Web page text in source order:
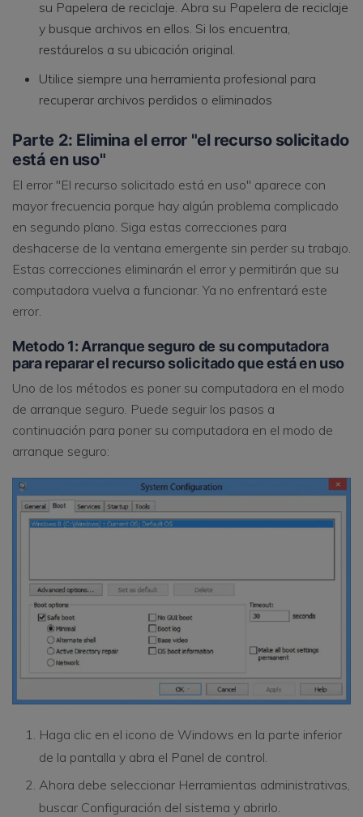
su Papelera de reciclaje. Abra su Papelera de reciclaje
y busque archivos en ellos. Si los encuentra,
restáurelos a su ubicación original.
Utilice siempre una herramienta profesional para
recuperar archivos perdidos o eliminados
Parte 2: Elimina el error "el recurso solicitado
está en uso"
El error "El recurso solicitado está en uso" aparece con
mayor frecuencia porque hay algún problema complicado
en segundo plano. Siga estas correcciones para
deshacerse de la ventana emergente sin perder su trabajo.
Estas correcciones eliminarán el error y permitirán que su
computadora vuelva a funcionar. Ya no enfrentará este
error.
Metodo 1: Arranque seguro de su computadora
para reparar el recurso solicitado que está en uso
Uno de los métodos es poner su computadora en el modo
de arranque seguro. Puede seguir los pasos a
continuación para poner su computadora en el modo de
arranque seguro:
Haga clic en el icono de Windows en la parte inferior
de la pantalla y abra el Panel de control.
Ahora debe seleccionar Herramientas administrativas,
buscar Configuración del sistema y abrirlo.